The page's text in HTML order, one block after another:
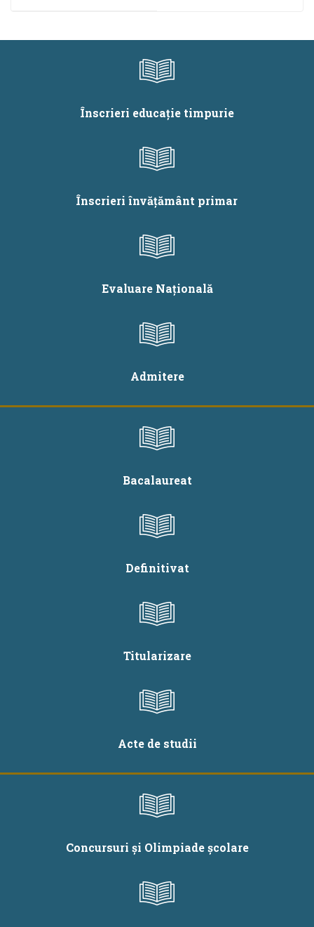
Înscrieri educație timpurie
Înscrieri învățământ primar
Evaluare Națională
Admitere
Bacalaureat
Definitivat
Titularizare
Acte de studii
Concursuri și Olimpiade școlare